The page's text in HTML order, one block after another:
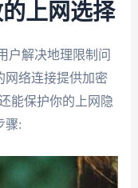
上网选择
户解决地理限制问
网络连接提供加密
能保护你的上网隐
骤: